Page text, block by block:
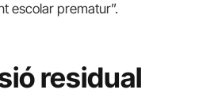
escolar prematur”.
residual